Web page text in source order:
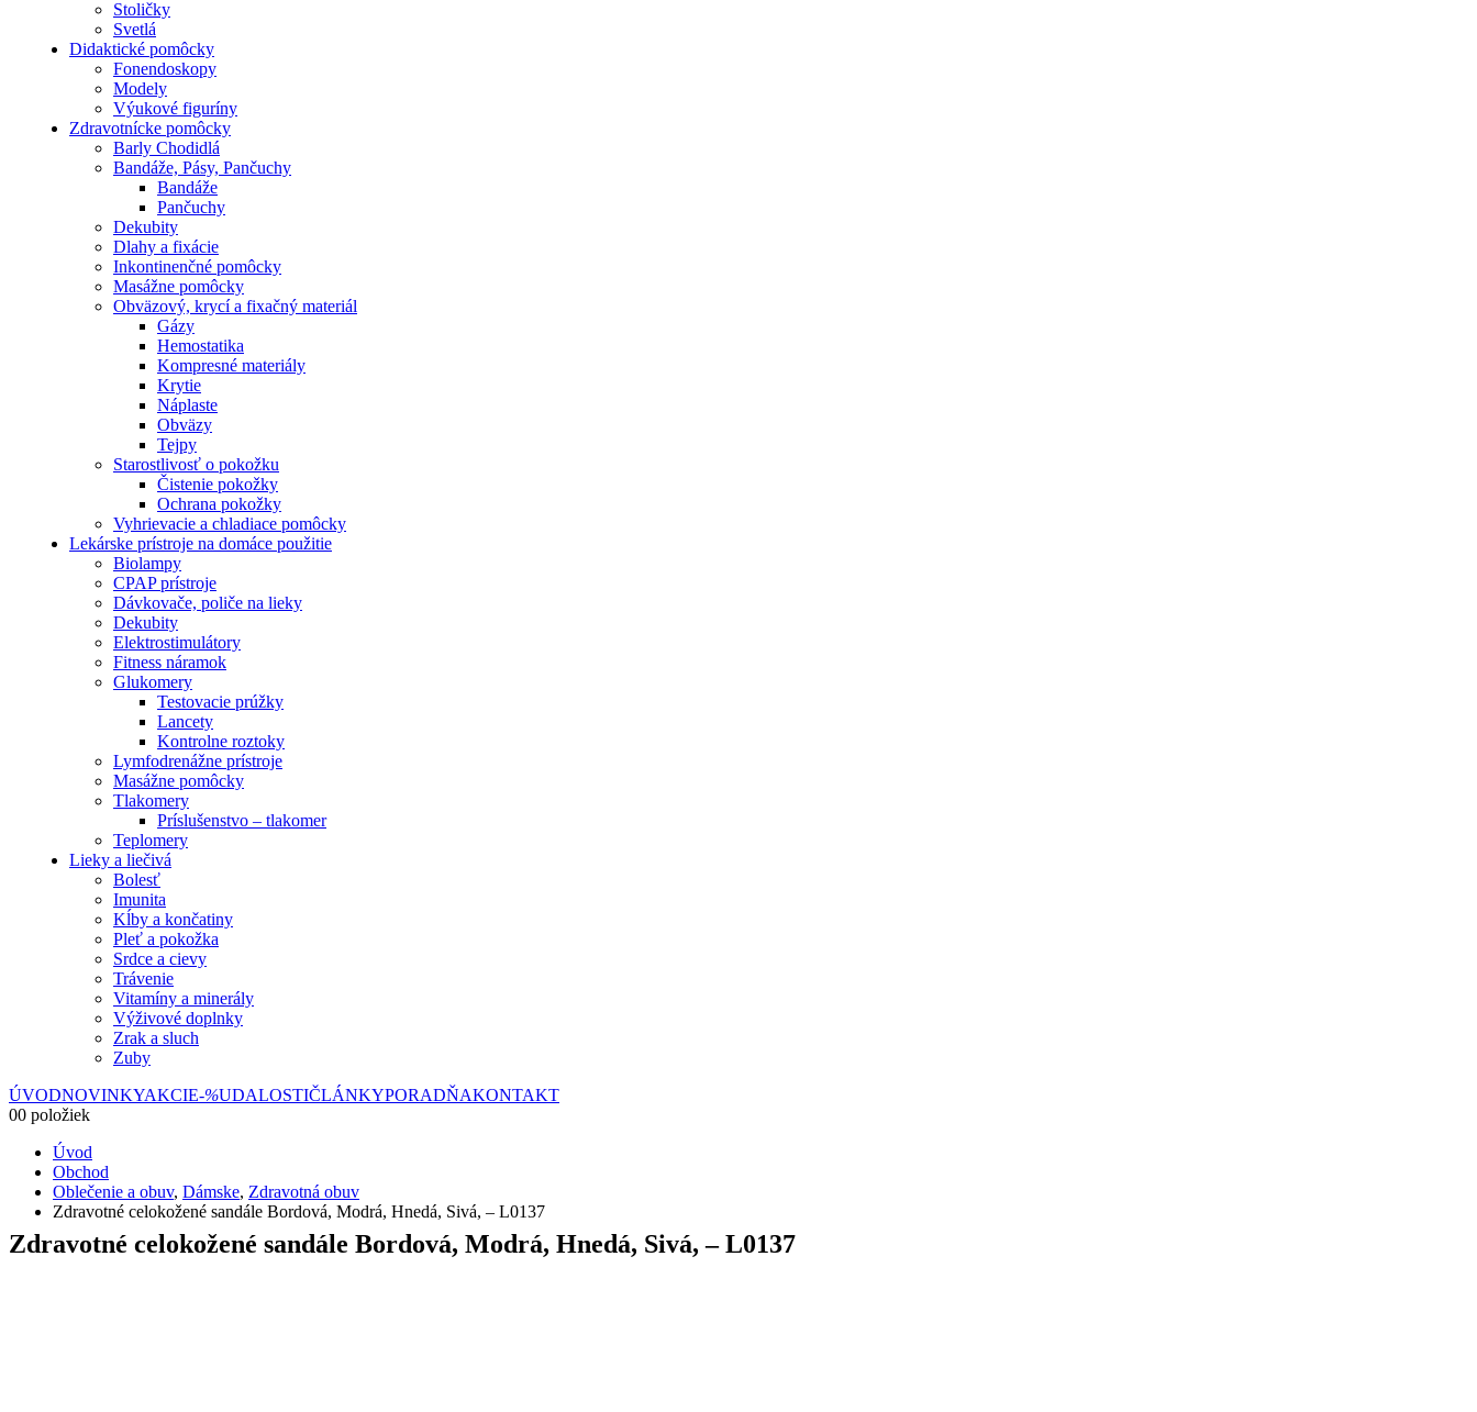
Stoličky
Svetlá
Didaktické pomôcky
Fonendoskopy
Modely
Výukové figuríny
Zdravotnícke pomôcky
Barly Chodidlá
Bandáže, Pásy, Pančuchy
Bandáže
Pančuchy
Dekubity
Dlahy a fixácie
Inkontinenčné pomôcky
Masážne pomôcky
Obväzový, krycí a fixačný materiál
Gázy
Hemostatika
Kompresné materiály
Krytie
Náplaste
Obväzy
Tejpy
Starostlivosť o pokožku
Čistenie pokožky
Ochrana pokožky
Vyhrievacie a chladiace pomôcky
Lekárske prístroje na domáce použitie
Biolampy
CPAP prístroje
Dávkovače, poliče na lieky
Dekubity
Elektrostimulátory
Fitness náramok
Glukomery
Testovacie prúžky
Lancety
Kontrolne roztoky
Lymfodrenážne prístroje
Masážne pomôcky
Tlakomery
Príslušenstvo – tlakomer
Teplomery
Lieky a liečivá
Bolesť
Imunita
Kĺby a končatiny
Pleť a pokožka
Srdce a cievy
Trávenie
Vitamíny a minerály
Výživové doplnky
Zrak a sluch
Zuby
ÚVODNOVINKYAKCIE-%UDALOSTIČLÁNKYPORADŇAKONTAKT
00 položiek
Úvod
Obchod
Oblečenie a obuv, Dámske, Zdravotná obuv
Zdravotné celokožené sandále Bordová, Modrá, Hnedá, Sivá, – L0137
Zdravotné celokožené sandále Bordová, Modrá, Hnedá, Sivá, – L0137